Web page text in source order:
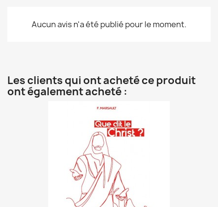
Aucun avis n'a été publié pour le moment.
Les clients qui ont acheté ce produit
ont également acheté :